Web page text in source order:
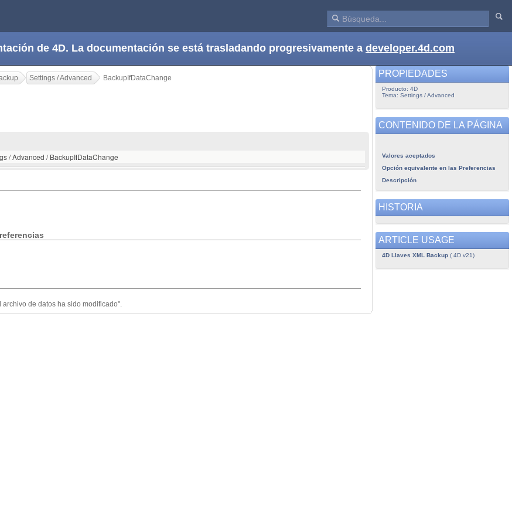
de 4D. La documentación se está trasladando progresivamente a developer.4d.com
Settings / Advanced BackupIfDataChange
/ Advanced / BackupIfDataChange
de datos ha sido modificado".
PROPIEDADES
Producto: 4D
Tema: Settings / Advanced
CONTENIDO DE LA PÁGINA
Valores aceptados
Opción equivalente en las Preferencias
Descripción
HISTORIA
ARTICLE USAGE
4D Llaves XML Backup( 4D v21)